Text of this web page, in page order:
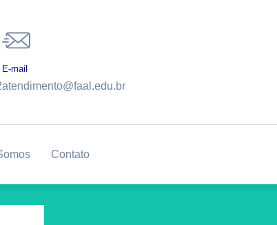
E-mail
atendimento@faal.edu.br
Contato